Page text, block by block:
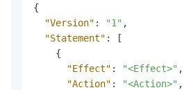
{
"Version" : "1" ,
"Statement" :
[
{
"Effect" : "<Effect>" ,
"Action" : "<Action>" ,